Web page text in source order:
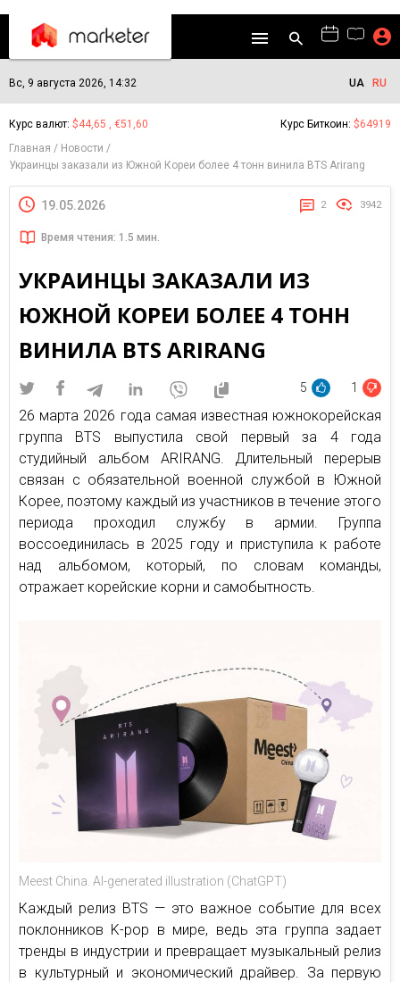
Вс, 9 августа 2026, 14:32 UA RU
Курс валют: $44,65 , €51,60 Курс Биткоин: $64919
Главная
Новости
Украинцы заказали из Южной Кореи более 4 тонн винила BTS Arirang
19.05.2026 2 3942
Время чтения: 1.5 мин.
УКРАИНЦЫ ЗАКАЗАЛИ ИЗ
ЮЖНОЙ КОРЕИ БОЛЕЕ 4 ТОНН
ВИНИЛА BTS ARIRANG
5 1
26 марта 2026 года самая известная южнокорейская
группа BTS выпустила свой первый за 4 года
студийный альбом ARIRANG. Длительный перерыв
связан с обязательной военной службой в Южной
Корее, поэтому каждый из участников в течение этого
периода проходил службу в армии. Группа
воссоединилась в 2025 году и приступила к работе
над альбомом, который, по словам команды,
отражает корейские корни и самобытность.
Meest China. AI-generated illustration (ChatGPT)
Каждый релиз BTS — это важное событие для всех
поклонников K-pop в мире, ведь эта группа задает
тренды в индустрии и превращает музыкальный релиз
в культурный и экономический драйвер. За первую